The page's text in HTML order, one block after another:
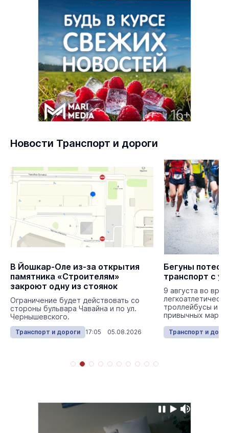
Новости Транспорт и дороги
В Йошкар-Оле из-за открытия
памятника «Строителям»
закроют одну из стоянок
Ограничение будет действовать со
стороны бульвара Чавайна и по ул.
Чернышевского.
Транспорт и дороги 17:05 05.08.2026
Бегуны
транспорт с
9 августа во
троллейбусы и
привычных
Транспорт и